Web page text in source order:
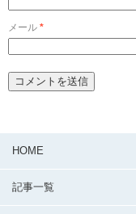
メール *
HOME
記事一覧